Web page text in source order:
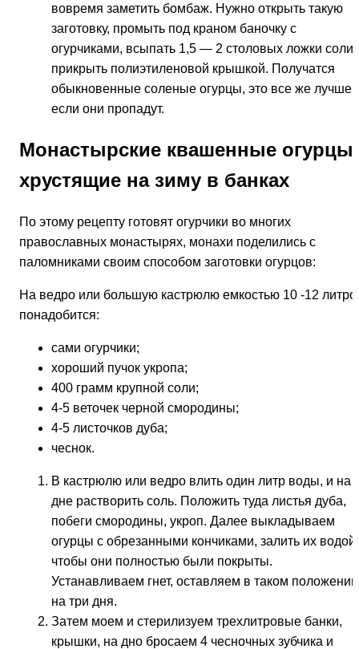
вовремя заметить бомбаж. Нужно открыть такую
заготовку, промыть под краном баночку с
огурчиками, всыпать 1,5 — 2 столовых ложки соли,
прикрыть полиэтиленовой крышкой. Получатся
обыкновенные соленые огурцы, это все же лучше,
если они пропадут.
Монастырские квашенные огурцы
хрустящие на зиму в банках
По этому рецепту готовят огурчики во многих
православных монастырях, монахи поделились с
паломниками своим способом заготовки огурцов:
На ведро или большую кастрюлю емкостью 10 -12
понадобится:
сами огурчики;
хороший пучок укропа;
400 грамм крупной соли;
4-5 веточек черной смородины;
4-5 листочков дуба;
чеснок.
В кастрюлю или ведро влить один литр воды, и на
дне растворить соль. Положить туда листья дуба,
побеги смородины, укроп. Далее выкладываем
огурцы с обрезанными кончиками, залить их водой,
чтобы они полностью были покрыты.
Устанавливаем гнет, оставляем в таком положении
на три дня.
Затем моем и стерилизуем трехлитровые банки,
крышки, на дно бросаем 4 чесночных зубчика и